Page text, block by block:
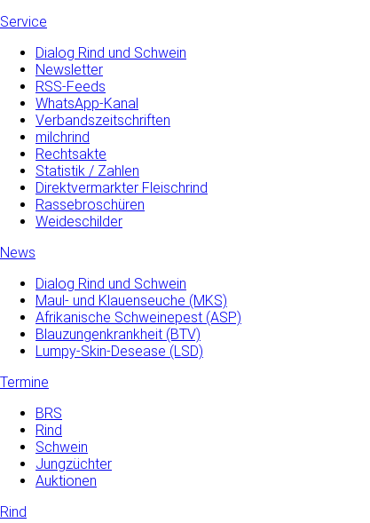
Service
Dialog Rind und Schwein
Newsletter
RSS-Feeds
WhatsApp-Kanal
Verbandszeitschriften
milchrind
Rechtsakte
Statistik / Zahlen
Direktvermarkter Fleischrind
Rassebroschüren
Weideschilder
News
Dialog Rind und Schwein
Maul- und­ Klauenseuche­ (MKS)
Afrikanische Schweinepest (ASP)
Blauzungenkrankheit (BTV)
Lumpy-Skin-Desease (LSD)
Termine
BRS
Rind
Schwein
Jungzüchter
Auktionen
Rind